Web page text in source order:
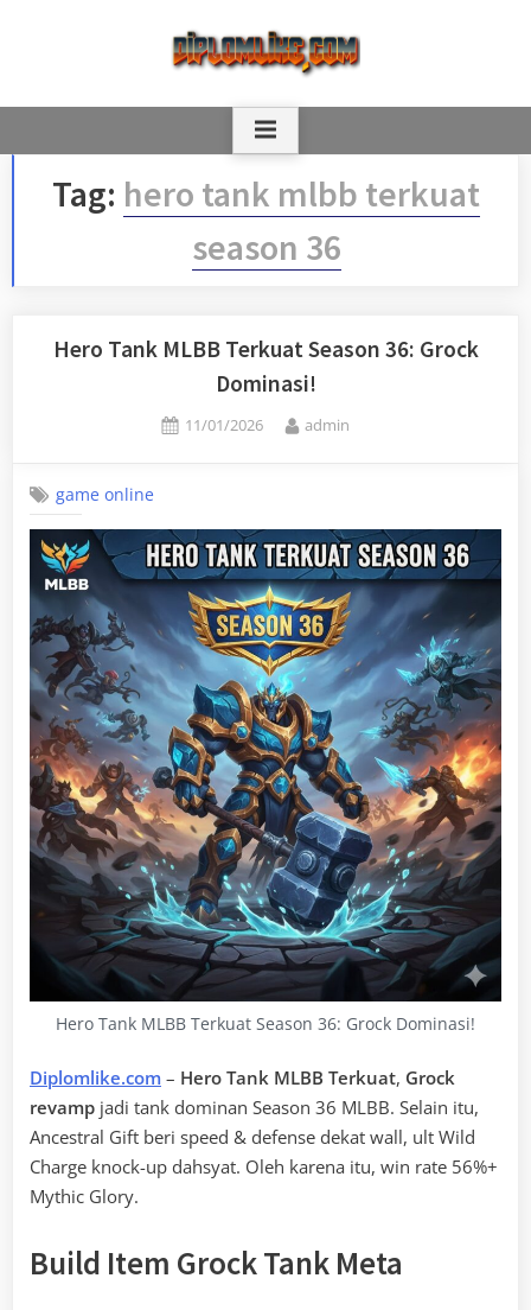
Tag: hero tank mlbb terkuat
season 36
Hero Tank MLBB Terkuat Season 36: Grock
Dominasi!
Posted
11/01/2026 By
admin
game online
Hero Tank MLBB Terkuat Season 36: Grock Dominasi!
Diplomlike.com – Hero Tank MLBB Terkuat, Grock
revamp jadi tank dominan Season 36 MLBB. Selain itu,
Ancestral Gift beri speed & defense dekat wall, ult Wild
Charge knock-up dahsyat. Oleh karena itu, win rate 56%+
Mythic Glory.
Build Item Grock Tank Meta